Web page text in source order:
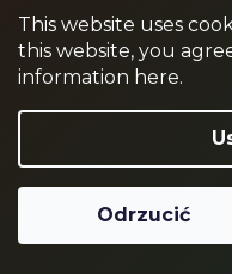
This website uses
this website, you
information here.
Odrzucić
Warunki ochrony
Reklamacje i zwroty
Wysyłka i płatność
MOJE KONTO
Zaloguj się